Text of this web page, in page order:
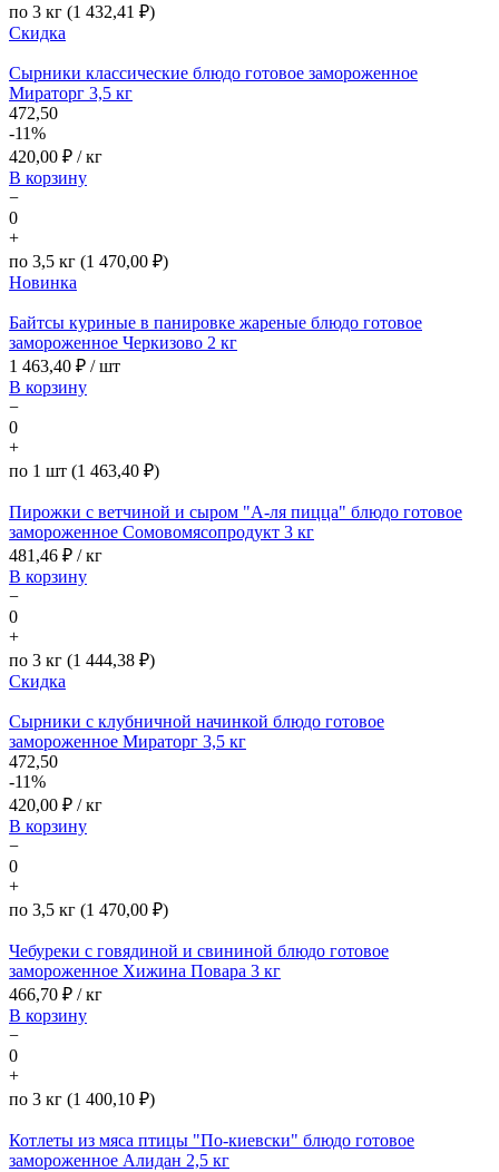
по 3 кг (1 432,41 ₽)
Скидка
Сырники классические блюдо готовое замороженное
Мираторг 3,5 кг
472,50
-11%
420,00 ₽ / кг
В корзину
−
0
+
по 3,5 кг (1 470,00 ₽)
Новинка
Байтсы куриные в панировке жареные блюдо готовое
замороженное Черкизово 2 кг
1 463,40 ₽ / шт
В корзину
−
0
+
по 1 шт (1 463,40 ₽)
Пирожки с ветчиной и сыром "А-ля пицца" блюдо готовое
замороженное Сомовомясопродукт 3 кг
481,46 ₽ / кг
В корзину
−
0
+
по 3 кг (1 444,38 ₽)
Скидка
Сырники с клубничной начинкой блюдо готовое
замороженное Мираторг 3,5 кг
472,50
-11%
420,00 ₽ / кг
В корзину
−
0
+
по 3,5 кг (1 470,00 ₽)
Чебуреки с говядиной и свининой блюдо готовое
замороженное Хижина Повара 3 кг
466,70 ₽ / кг
В корзину
−
0
+
по 3 кг (1 400,10 ₽)
Котлеты из мяса птицы "По-киевски" блюдо готовое
замороженное Алидан 2,5 кг